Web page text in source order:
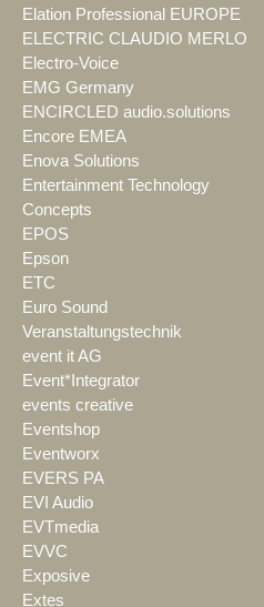
Elation Professional EUROPE
ELECTRIC CLAUDIO MERLO
Electro-Voice
EMG Germany
ENCIRCLED audio.solutions
Encore EMEA
Enova Solutions
Entertainment Technology
Concepts
EPOS
Epson
ETC
Euro Sound
Veranstaltungstechnik
event it AG
Event*Integrator
events creative
Eventshop
Eventworx
EVERS PA
EVI Audio
EVTmedia
EVVC
Exposive
Extes